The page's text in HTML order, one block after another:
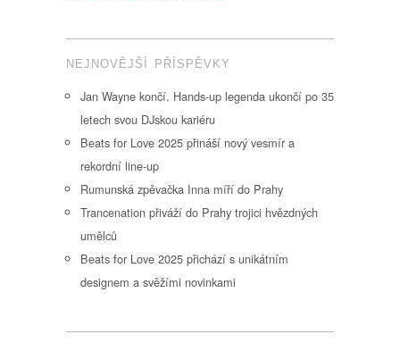
NEJNOVĚJŠÍ PŘÍSPĚVKY
Jan Wayne končí. Hands-up legenda ukončí po 35
letech svou DJskou kariéru
Beats for Love 2025 přináší nový vesmír a
rekordní line-up
Rumunská zpěvačka Inna míří do Prahy
Trancenation přiváží do Prahy trojici hvězdných
umělců
Beats for Love 2025 přichází s unikátním
designem a svěžími novinkami